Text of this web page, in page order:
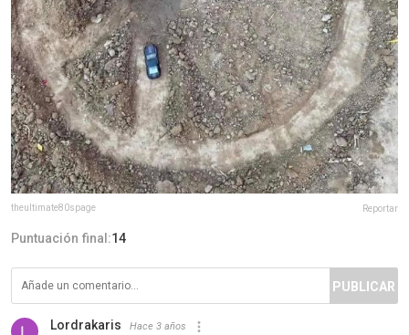
theultimate80spage Reportar
Puntuación final:14
PUBLICAR
Lordrakaris Hace 3 años